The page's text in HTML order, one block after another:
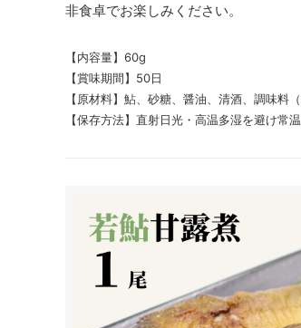
非食卓でお楽しみください。
【内容量】60g
【賞味期間】50日
【原材料】鮎、砂糖、醤油、清酒、調味料
【保存方法】直射日光・高温多湿を避け常